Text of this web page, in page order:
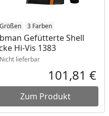
3 Farben
Gefütterte Shell
Hi-Vis 1383
nicht lieferbar
Nicht lieferbar
101,81 €
Zum Produkt